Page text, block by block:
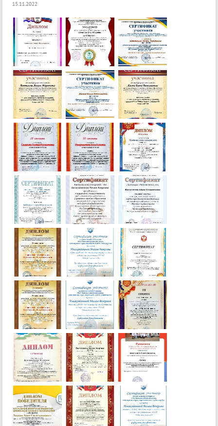
15.11.2022